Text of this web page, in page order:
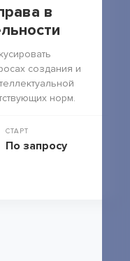
в
создания и
норм.
СТАРТ
По запросу